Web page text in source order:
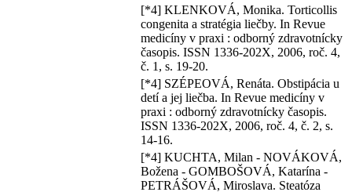
[*4] KLENKOVÁ, Monika. Torticollis
congenita a stratégia liečby. In Revue
medicíny v praxi : odborný zdravotnícky
časopis. ISSN 1336-202X, 2006, roč. 4,
č. 1, s. 19-20.
[*4] SZÉPEOVÁ, Renáta. Obstipácia u
detí a jej liečba. In Revue medicíny v
praxi : odborný zdravotnícky časopis.
ISSN 1336-202X, 2006, roč. 4, č. 2, s.
14-16.
[*4] KUCHTA, Milan - NOVÁKOVÁ,
Božena - GOMBOŠOVÁ, Katarína -
PETRÁŠOVÁ, Miroslava. Steatóza